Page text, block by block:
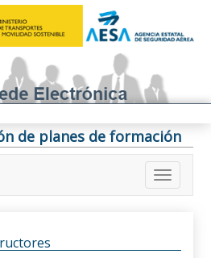
de planes de formación